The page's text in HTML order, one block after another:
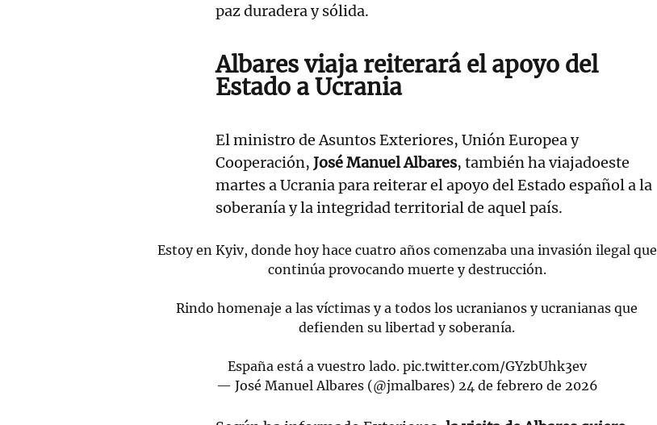
paz duradera y sólida.
Albares viaja reiterará el apoyo del
Estado a Ucrania
El ministro de Asuntos Exteriores, Unión Europea y
Cooperación, José Manuel Albares, también ha viajadoeste
martes a Ucrania para reiterar el apoyo del Estado español a la
soberanía y la integridad territorial de aquel país.
Estoy en Kyiv, donde hoy hace cuatro años comenzaba una invasión ilegal que
continúa provocando muerte y destrucción.
Rindo homenaje a las víctimas y a todos los ucranianos y ucranianas que
defienden su libertad y soberanía.
España está a vuestro lado. pic.twitter.com/GYzbUhk3ev
— José Manuel Albares (@jmalbares) 24 de febrero de 2026